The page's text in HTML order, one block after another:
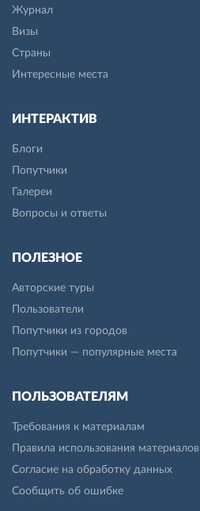
Журнал
Визы
Страны
Интересные места
ИНТЕРАКТИВ
Блоги
Попутчики
Галереи
Вопросы и ответы
ПОЛЕЗНОЕ
Авторские туры
Пользователи
Попутчики из городов
Попутчики — популярные места
ПОЛЬЗОВАТЕЛЯМ
Требования к материалам
Правила использования материалов
Согласие на обработку данных
Сообщить об ошибке